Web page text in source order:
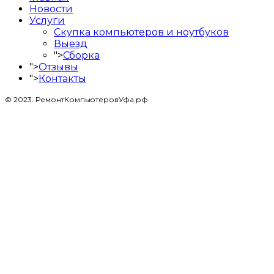
Новости
Услуги
Скупка компьютеров и ноутбуков
Выезд
">Сборка
">Отзывы
"> Контакты
© 2023. РемонтКомпьютеровУфа.рф